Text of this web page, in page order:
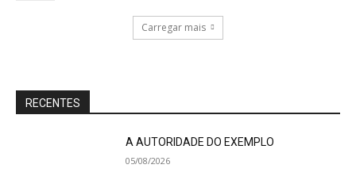
Carregar mais
RECENTES
A AUTORIDADE DO EXEMPLO
05/08/2026